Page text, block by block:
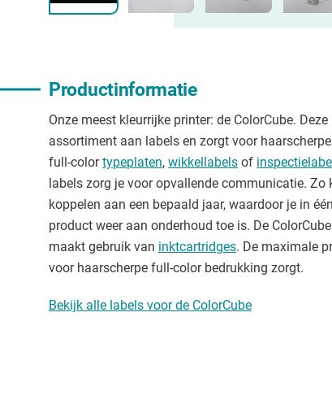
Productinformatie
Onze meest kleurrijke printer: de ColorCube.
assortiment aan labels en zorgt voor
full-colortypeplaten, wikkellabels of
labels zorg je voor opvallende communicatie. Zo
koppelen aan een bepaald jaar, waardoor je in
product weer aan onderhoud toe is. De
maakt gebruik van inktcartridges. De maximale
voor haarscherpe full-color bedrukking zorgt.
Bekijk alle labels voor de ColorCube